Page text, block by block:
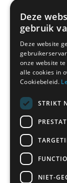
The
Deze
gebruik
Deze website
onze website
alle cookies in
Cookiebeleid.
STRIKT
NIET-